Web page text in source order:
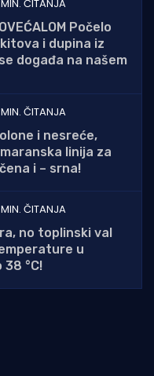
ČITANJA
Počelo
i dupina iz
događa na našem
ČITANJA
i nesreće,
linija za
i – srna!
ČITANJA
no toplinski val
u
38 °C!